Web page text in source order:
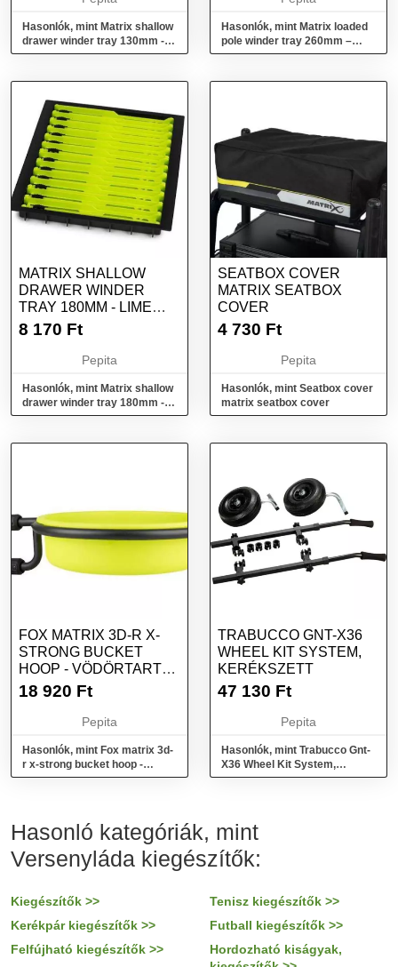
Hasonlók, mint Matrix shallow
drawer winder tray 130mm -
light blue 13cm light...
Hasonlók, mint Matrix loaded
pole winder tray 260mm –
purple 26cm purple pole wi...
MATRIX SHALLOW
DRAWER WINDER
TRAY 180MM - LIME
18CM LIME SMALL W...
8 170 Ft
Pepita
Hasonlók, mint Matrix shallow
drawer winder tray 180mm -
lime 18cm lime small w...
SEATBOX COVER
MATRIX SEATBOX
COVER
4 730 Ft
Pepita
Hasonlók, mint Seatbox cover
matrix seatbox cover
FOX MATRIX 3D-R X-
STRONG BUCKET
HOOP - VÖDÖRTARTÓ
ADAPTER
18 920 Ft
Pepita
Hasonlók, mint Fox matrix 3d-
r x-strong bucket hoop -
vödörtartó adapter
TRABUCCO GNT-X36
WHEEL KIT SYSTEM,
KERÉKSZETT
47 130 Ft
Pepita
Hasonlók, mint Trabucco Gnt-
X36 Wheel Kit System,
kerékszett
Hasonló kategóriák, mint
Versenyláda kiegészítők:
Kiegészítők >>
Tenisz kiegészítők >>
Kerékpár kiegészítők >>
Futball kiegészítők >>
Felfújható kiegészítők >>
Hordozható kiságyak,